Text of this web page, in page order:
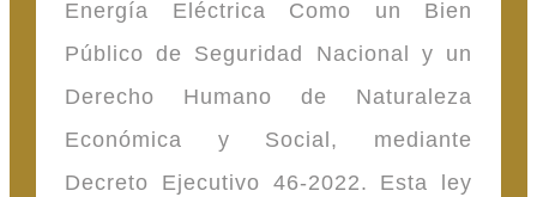
Energía Eléctrica Como un Bien
Público de Seguridad Nacional y un
Derecho Humano de Naturaleza
Económica y Social, mediante
Decreto Ejecutivo 46-2022. Esta ley